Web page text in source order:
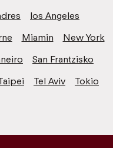
los Angeles
Miamin
New York
San Frantzisko
Tel Aviv
Tokio